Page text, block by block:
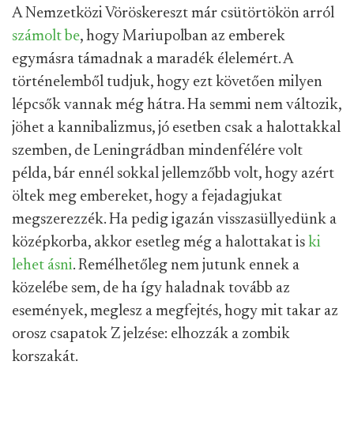
A Nemzetközi Vöröskereszt már csütörtökön arról
számolt be, hogy Mariupolban az emberek
egymásra támadnak a maradék élelemért. A
történelemből tudjuk, hogy ezt követően milyen
lépcsők vannak még hátra. Ha semmi nem változik,
jöhet a kannibalizmus, jó esetben csak a halottakkal
szemben, de Leningrádban mindenfélére volt
példa, bár ennél sokkal jellemzőbb volt, hogy azért
öltek meg embereket, hogy a fejadagjukat
megszerezzék. Ha pedig igazán visszasüllyedünk a
középkorba, akkor esetleg még a halottakat is ki
lehet ásni. Remélhetőleg nem jutunk ennek a
közelébe sem, de ha így haladnak tovább az
események, meglesz a megfejtés, hogy mit takar az
orosz csapatok Z jelzése: elhozzák a zombik
korszakát.